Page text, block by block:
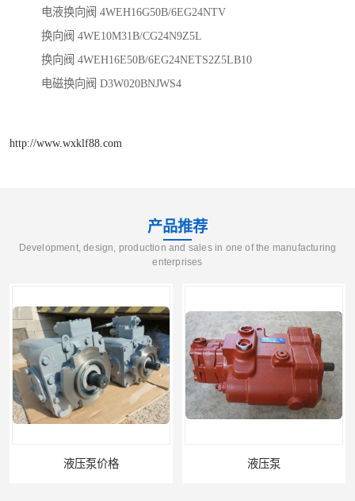
电液换向阀 4WEH16G50B/6EG24NTV
换向阀 4WE10M31B/CG24N9Z5L
换向阀 4WEH16E50B/6EG24NETS2Z5LB10
电磁换向阀 D3W020BNJWS4
http://www.wxklf88.com
产品推荐
Development, design, production and sales in one of the manufacturing
enterprises
液压泵价格 液压泵